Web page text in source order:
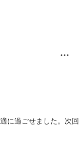
に過ごせました。次回